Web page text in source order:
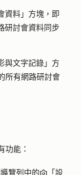
資料 」方塊，即
研討會資料同步
與文字記錄 」方
所有網路研討會
功能：
覽列中的
「設